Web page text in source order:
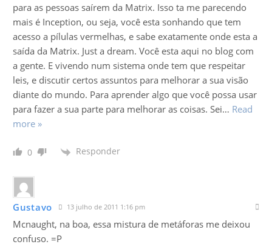
para as pessoas saírem da Matrix. Isso ta me parecendo
mais é Inception, ou seja, você esta sonhando que tem
acesso a pílulas vermelhas, e sabe exatamente onde esta a
saída da Matrix. Just a dream. Você esta aqui no blog com
a gente. E vivendo num sistema onde tem que respeitar
leis, e discutir certos assuntos para melhorar a sua visão
diante do mundo. Para aprender algo que você possa usar
para fazer a sua parte para melhorar as coisas. Sei… Read
more »
0 Responder
Gustavo 13 julho de 2011 1:16 pm
Mcnaught, na boa, essa mistura de metáforas me deixou
confuso. =P